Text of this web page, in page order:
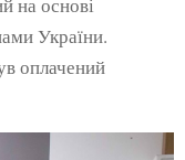
на основі
України.
оплачений